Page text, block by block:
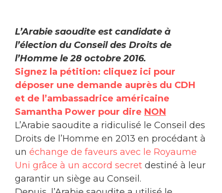
L’Arabie saoudite est candidate à
l’élection du Conseil des Droits de
l’Homme le 28 octobre 2016.
Signez la pétition: cliquez ici pour
déposer une demande auprès du CDH
et de l’ambassadrice américaine
Samantha Power pour dire NON
L’Arabie saoudite a ridiculisé le Conseil des
Droits de l’Homme en 2013 en procédant à
un échange de faveurs avec le Royaume
Uni grâce à un accord secret destiné à leur
garantir un siège au Conseil.